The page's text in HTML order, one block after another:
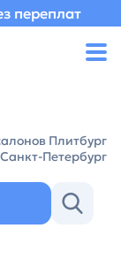
переплат
Плитбург
Санкт-Петербург